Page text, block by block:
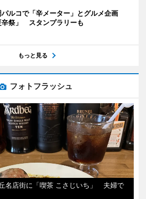
ルコで「辛メーター」とグルメ企画
辛祭」 スタンプラリーも
もっと見る
フォトフラッシュ
名店街に「喫茶 こさじいち」 夫婦で